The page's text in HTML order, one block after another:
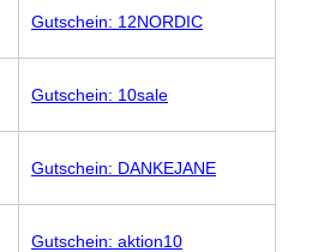
Gutschein: 12NORDIC
Gutschein: 10sale
Gutschein: DANKEJANE
Gutschein: aktion10